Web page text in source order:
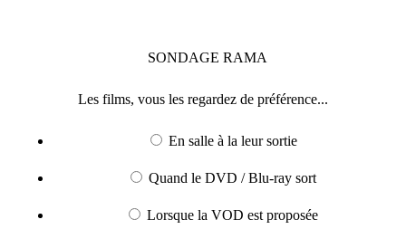
SONDAGE RAMA
Les films, vous les regardez de préférence...
En salle à la leur sortie
Quand le DVD / Blu-ray sort
Lorsque la VOD est proposée